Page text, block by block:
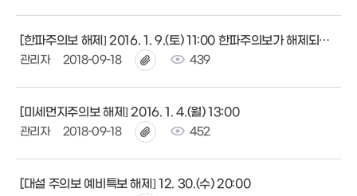
[한파주의보 해제] 2016. 1. 9.(토) 11:00 한파주의보가 해제되었습니다.
관리자 2018-09-18 439
[미세먼지주의보 해제] 2016. 1. 4.(월) 13:00
관리자 2018-09-18 452
[대설 주의보 예비특보 해제] 12. 30.(수) 20:00